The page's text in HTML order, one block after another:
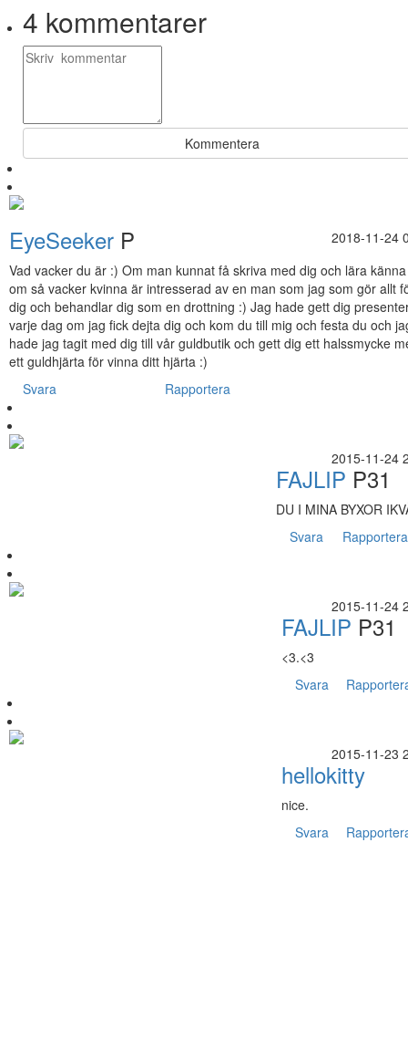
4 kommentarer
Kommentera
2018-11-24
EyeSeeker P
Vad vacker du är :) Om man kunnat få skriva med dig och lära
om så vacker kvinna är intresserad av en man som jag som gör allt
dig och behandlar dig som en drottning :) Jag hade gett dig
varje dag om jag fick dejta dig och kom du till mig och festa du och
hade jag tagit med dig till vår guldbutik och gett dig ett halssmycke
ett guldhjärta för vinna ditt hjärta :)
Svara
Rapportera
2015-11-24
FAJLIP P31
DU I MINA BYXOR
Svara
Rapportera
2015-11-24
FAJLIP P31
<3.<3
Svara
2015-11-23
hellokitty
nice.
Svara